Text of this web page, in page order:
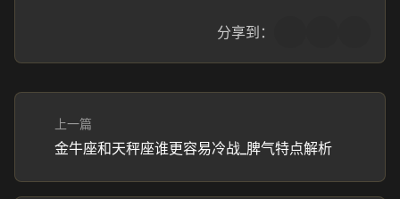
分享到：
上一篇
金牛座和天秤座谁更容易冷战_脾气特点解析